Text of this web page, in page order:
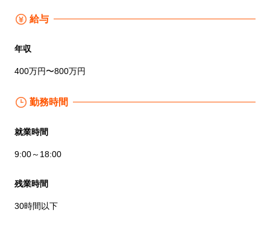
給与
年収
400万円〜800万円
勤務時間
就業時間
9:00～18:00
残業時間
30時間以下